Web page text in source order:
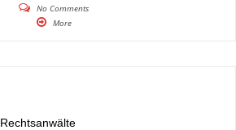
No Comments
More
Rechtsanwälte